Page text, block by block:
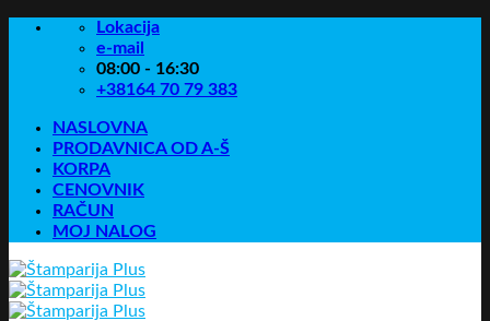
Skip
Lokacija
e-mail
08:00 - 16:30
+38164 70 79 383
NASLOVNA
PRODAVNICA OD A-Š
KORPA
CENOVNIK
RAČUN
MOJ NALOG